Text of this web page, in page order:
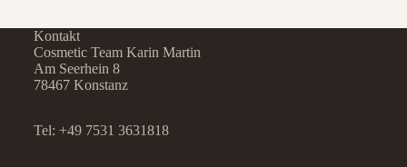
Kontakt
Cosmetic Team Karin Martin
Am Seerhein 8
78467 Konstanz
Tel: +49 7531 3631818